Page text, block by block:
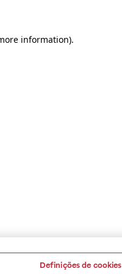
information).
Definições de cookies